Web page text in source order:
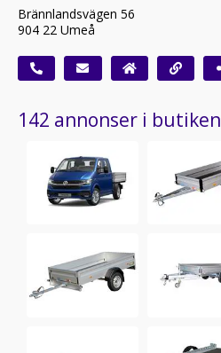
Brännlandsvägen 56
904 22 Umeå
142 annonser i butiken